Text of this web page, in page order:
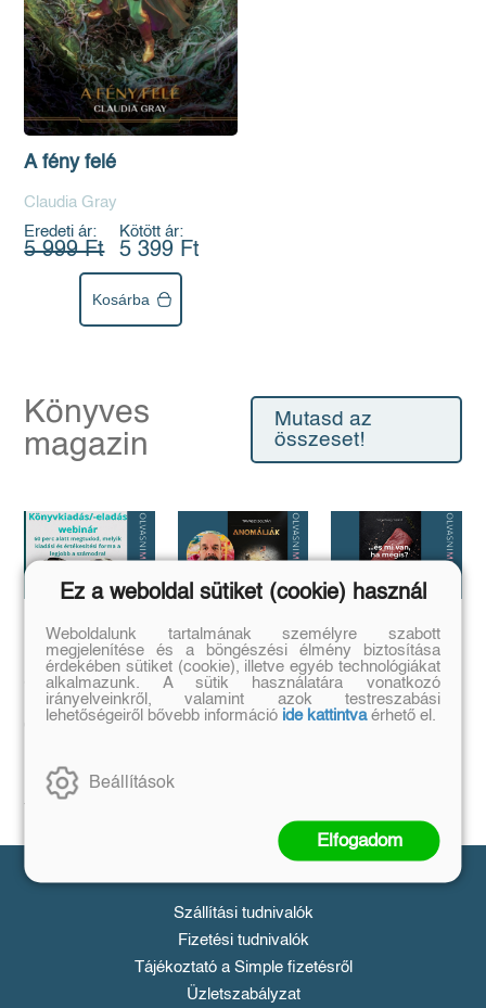
A fény felé
Claudia Gray
Eredeti ár:
5 999 Ft
Kötött ár:
5 399 Ft
Kosárba
Könyves
magazin
Mutasd az
összeset!
Megírtad a
könyvedet, de
azt is tudod,
hogyan add
el❓️
16., 18:00-19:00
Anomáliák
Mi történik akkor,
ha létezik egy
olyan tárgy, ami
nem létezhetne?
...és mi van ha
mégis?
...a legrosszabb
helyzetből is lehet
kiút...
Vásárlás
Szállítási tudnivalók
Fizetési tudnivalók
Tájékoztató a Simple fizetésről
Üzletszabályzat
Ez a weboldal sütiket (cookie) használ
Weboldalunk tartalmának személyre szabott
megjelenítése és a böngészési élmény biztosítása
érdekében sütiket (cookie), illetve egyéb technológiákat
alkalmazunk. A sütik használatára vonatkozó
irányelveinkről, valamint azok testreszabási
lehetőségeiről bővebb információ ide kattintvaérhető el.
Beállítások
Elfogadom